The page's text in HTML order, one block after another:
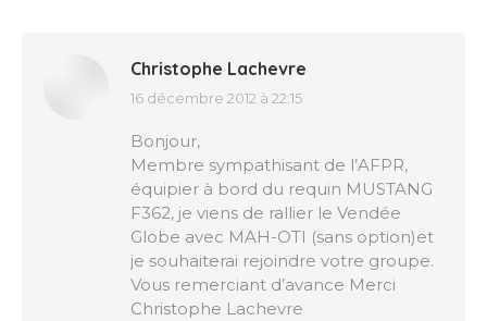
Christophe Lachevre
dit
16 décembre 2012 à 22:15
Bonjour,
Membre sympathisant de l’AFPR,
équipier à bord du requin MUSTANG
F362, je viens de rallier le Vendée
Globe avec MAH-OTI (sans option)et
je souhaiterai rejoindre votre groupe.
Vous remerciant d’avance Merci
Christophe Lachevre